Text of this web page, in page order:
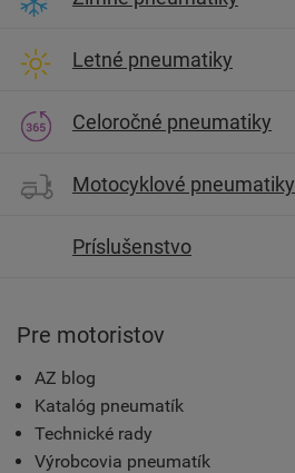
Letné pneumatiky
Celoročné pneumatiky
Motocyklové pneumatiky
Príslušenstvo
Pre motoristov
AZ blog
Katalóg pneumatík
Technické rady
Výrobcovia pneumatík